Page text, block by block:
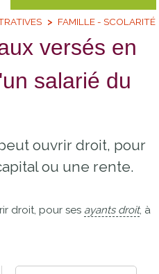
FAMILLE - SCOLARITÉ
versés en
salarié du
ouvrir droit, pour
ou une rente.
droit, pour ses ayants droit, à